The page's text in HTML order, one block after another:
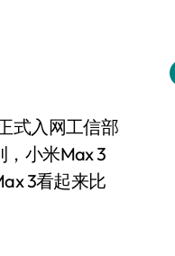
式入网工信部
小米Max 3
3看起来比